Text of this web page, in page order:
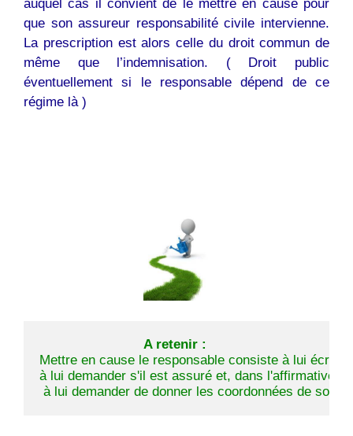
auquel cas il convient de le mettre en cause pour
que son assureur responsabilité civile intervienne.
La prescription est alors celle du droit commun de
même que l’indemnisation. ( Droit public
éventuellement si le responsable dépend de ce
régime là )
A retenir :
Mettre en cause le responsable consiste à lui écrire
à lui demander s'il est assuré et, dans l'affirmative,
à lui demander de donner les coordonnées de son